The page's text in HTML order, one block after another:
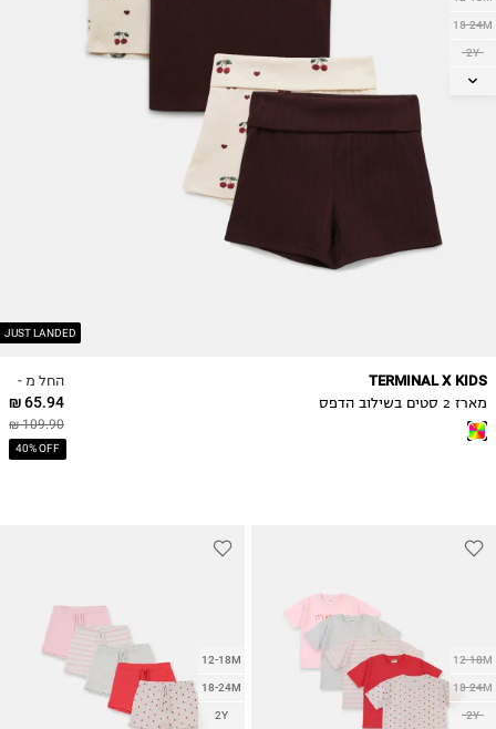
JUST LANDED
18-24M
2Y
3Y
החל מ -
65.94 ₪
109.90 ₪
40% OFF
TERMINAL X KIDS
מארז 2 סטים בשילוב הדפס
12-18M
18-24M
2Y
12-18M
18-24M
2Y